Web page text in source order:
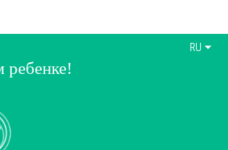
ребенке!
RU